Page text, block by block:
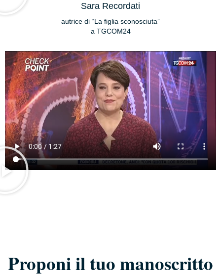
Sara Recordati
autrice di “La figlia sconosciuta”
a TGCOM24
Proponi il tuo manoscritto